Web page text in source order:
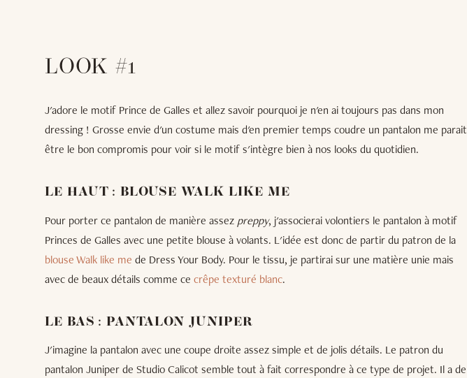
LOOK #1
J'adore le motif Prince de Galles et allez savoir pourquoi je n'en ai toujours pas dans mon
dressing ! Grosse envie d'un costume mais d'en premier temps coudre un pantalon me parait
être le bon compromis pour voir si le motif s'intègre bien à nos looks du quotidien.
LE HAUT : BLOUSE WALK LIKE ME
Pour porter ce pantalon de manière assez preppy, j'associerai volontiers le pantalon à motif
Princes de Galles avec une petite blouse à volants. L'idée est donc de partir du patron de la
blouse Walk like me de Dress Your Body. Pour le tissu, je partirai sur une matière unie mais
avec de beaux détails comme ce crêpe texturé blanc.
LE BAS : PANTALON JUNIPER
J'imagine la pantalon avec une coupe droite assez simple et de jolis détails. Le patron du
pantalon Juniper de Studio Calicot semble tout à fait correspondre à ce type de projet. Il a de